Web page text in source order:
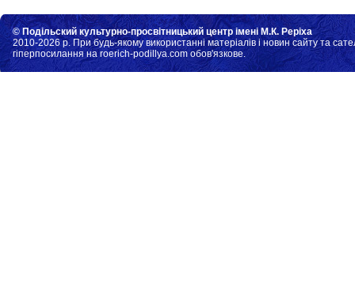
© Подільский культурно-просвітницький центр імені М.К. Реріха
2010-2026 р. При будь-якому використанні матеріалів і новин сайту та
гіперпосилання на roerich-podillya.com обов'язкове.